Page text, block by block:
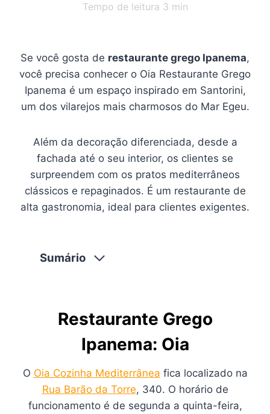
Tempo de leitura 3 min
Se você gosta de restaurante grego Ipanema,
você precisa conhecer o Oia Restaurante Grego
Ipanema é um espaço inspirado em Santorini,
um dos vilarejos mais charmosos do Mar Egeu.
Além da decoração diferenciada, desde a
fachada até o seu interior, os clientes se
surpreendem com os pratos mediterrâneos
clássicos e repaginados. É um restaurante de
alta gastronomia, ideal para clientes exigentes.
Sumário
Restaurante Grego
Ipanema: Oia
O Oia Cozinha Mediterrânea fica localizado na
Rua Barão da Torre, 340. O horário de
funcionamento é de segunda a quinta-feira,